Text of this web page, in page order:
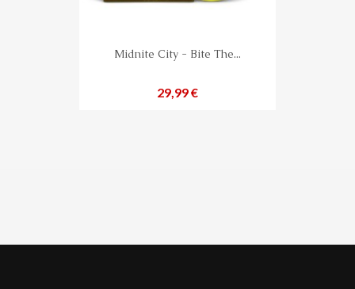
Midnite City - Bite The...
Preis
29,99 €